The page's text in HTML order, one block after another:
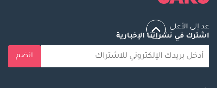
عد إلى الأعلى
اشترك في نشراتنا الإخبارية
انضم